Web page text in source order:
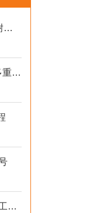
Roquet泵2G18CDT09R/RC14可耐受腐蚀性介质
Kniel直流电源CXWUI 0,5-5.2-50多重保护机制详解
Speck泵P52/22-600曲柄箱确保全工况润滑充足